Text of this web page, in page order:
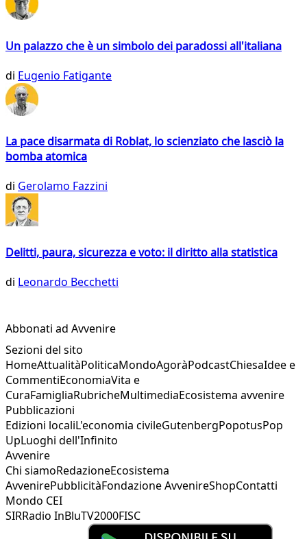
Un palazzo che è un simbolo dei paradossi all'italiana
di Eugenio Fatigante
La pace disarmata di Roblat, lo scienziato che lasciò la
bomba atomica
di Gerolamo Fazzini
Delitti, paura, sicurezza e voto: il diritto alla statistica
di Leonardo Becchetti
Abbonati ad Avvenire
Sezioni del sito
HomeAttualitàPoliticaMondoAgoràPodcastChiesaIdee e
CommentiEconomiaVita e
CuraFamigliaRubricheMultimediaEcosistema avvenire
Pubblicazioni
Edizioni localiL'economia civileGutenbergPopotusPop
UpLuoghi dell'Infinito
Avvenire
Chi siamoRedazioneEcosistema
AvvenirePubblicitàFondazione AvvenireShopContatti
Mondo CEI
SIRRadio InBluTV2000FISC